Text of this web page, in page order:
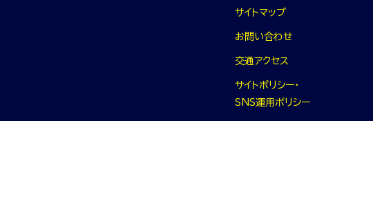
サイトマップ
お問い合わせ
交通アクセス
サイトポリシー・
SNS運⽤ポリシー